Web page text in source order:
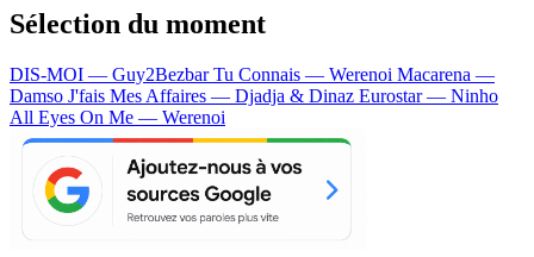
Sélection du moment
DIS-MOI — Guy2BezbarTu Connais — Werenoi Macarena —
Damso J'fais Mes Affaires — Djadja & Dinaz Eurostar — Ninho
All Eyes On Me — Werenoi